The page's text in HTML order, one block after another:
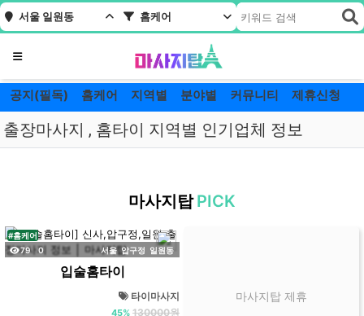
서울 일원동 홈케어
메뉴
공지(필독) 홈케어 지역별 분야별 커뮤니티 제휴신청
출장마사지 , 홈타이 지역별 인기업체 정보
원
동
홈
마사지탑 PICK
79조회
0댓글 서울 압구정 일원동
#홈케어
입술홈타이
타이마사지
45% 130000원
마사지탑 제휴